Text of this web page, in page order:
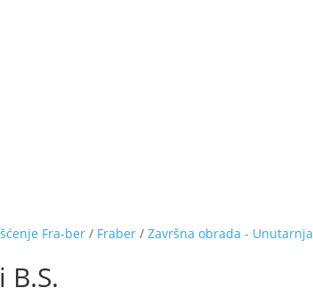
Fra-ber / Fraber /Završna obrada - Unutarnja